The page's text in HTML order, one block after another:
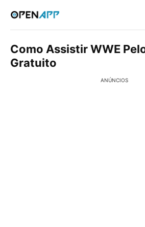
Como Assistir WWE
Gratuito
ANÚNCIOS